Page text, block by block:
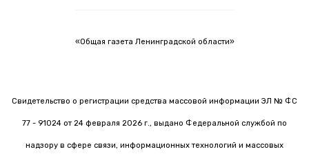
«Общая газета Ленинградской области»
Свидетельство о регистрации средства массовой информации ЭЛ № ФС
77 - 91024 от 24 февраля 2026 г., выдано Федеральной службой по
надзору в сфере связи, информационных технологий и массовых